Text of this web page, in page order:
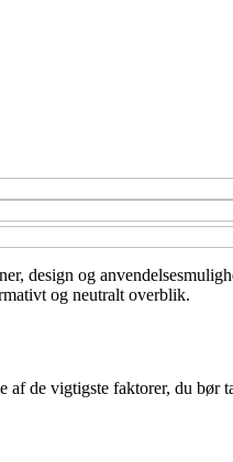
design og
og neutralt overblik.
de vigtigste faktorer, du bør